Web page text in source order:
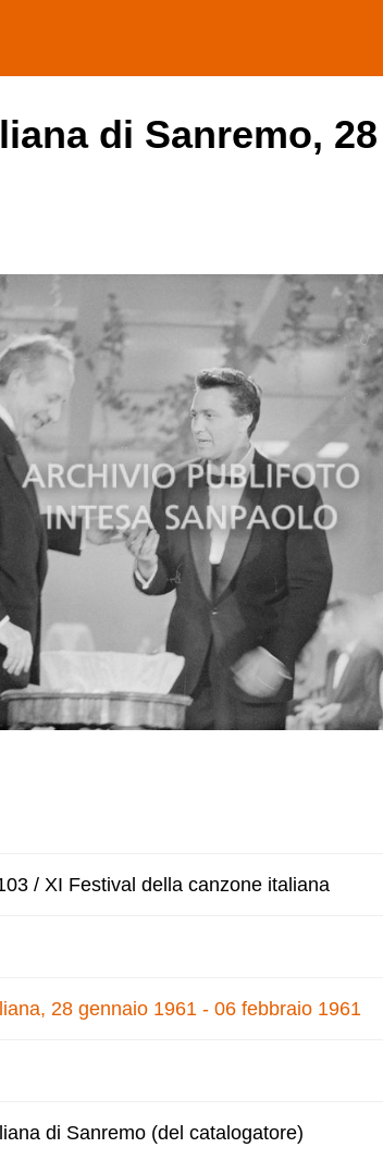
di Sanremo,
/ XI Festival della canzone italiana
28 gennaio 1961 - 06 febbraio 1961
di Sanremo (del catalogatore)